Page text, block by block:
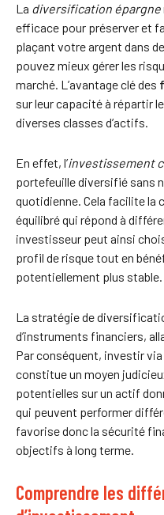
La diversification épargne
efficace pour préserver et
plaçant votre argent dans
pouvez mieux gérer les
marché. L’avantage clé des
sur leur capacité à répartir
diverses classes d’actifs.
En effet, l’investissement
portefeuille diversifié sans
quotidienne. Cela facilite la
équilibré qui répond à
investisseur peut ainsi
profil de risque tout en
potentiellement plus stable.
La stratégie de
d’instruments financiers,
Par conséquent, investir via
constitue un moyen
potentielles sur un actif
qui peuvent performer
favorise donc la sécurité
objectifs à long terme.
Comprendre les